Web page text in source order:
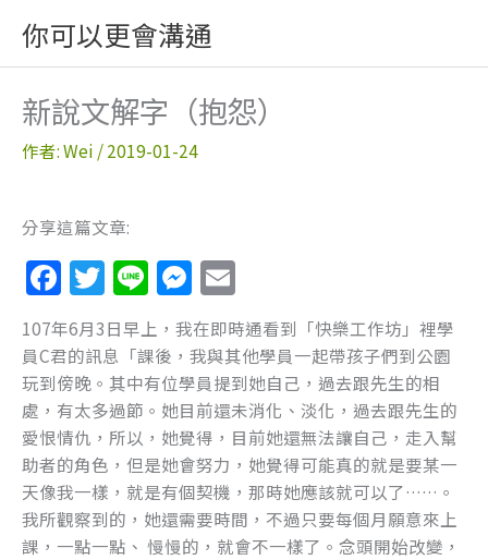
主
你可以更會溝通
新說文解字（抱怨）
作者:Wei /2019-01-24
分享這篇文章:
F
a
c
e
b
o
o
k
T
w
itt
er
Li
n
e
M
e
ss
e
n
g
er
m
ai
l
107年6月3日早上，我在即時通看到「快樂工作坊」裡學
員C君的訊息「課後，我與其他學員一起帶孩子們到公園
玩到傍晚。其中有位學員提到她自己，過去跟先生的相
處，有太多過節。她目前還未消化、淡化，過去跟先生的
愛恨情仇，所以，她覺得，目前她還無法讓自己，走入幫
助者的角色，但是她會努力，她覺得可能真的就是要某一
天像我一樣，就是有個契機，那時她應該就可以了……。
我所觀察到的，她還需要時間，不過只要每個月願意來上
課，一點一點、 慢慢的，就會不一樣了。念頭開始改變，